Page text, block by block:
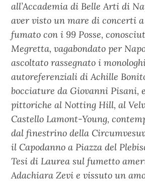
all’Accademia di Belle Arti di
aver visto un mare di concerti
fumato con i 99 Posse,
Megretta, vagabondato per
ascoltato rassegnato i
autoreferenziali di Achille
bocciature da Giovanni Pisani,
pittoriche al Notting Hill, al
Castello Lamont-Young,
dal finestrino della
il Capodanno a Piazza del
Tesi di Laurea sul fumetto
Adachiara Zevi e vissuto un